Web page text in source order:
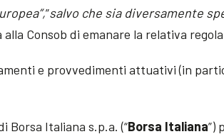
”salvo che sia diversamente
alla Consob di emanare la relativa
e provvedimenti attuativi (in
Borsa Italiana s.p.a. (“Borsa Italiana”)